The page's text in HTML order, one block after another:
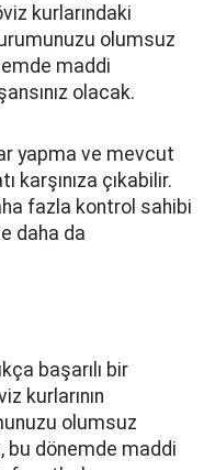
kurlarındaki
olumsuz
maddi
olacak.
yapma ve mevcut
karşınıza çıkabilir.
fazla kontrol sahibi
daha da
başarılı bir
kurlarının
olumsuz
dönemde maddi